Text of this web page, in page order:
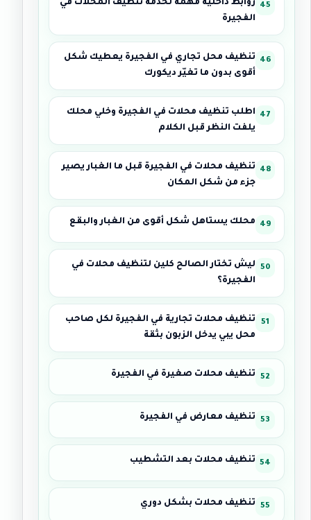
روابط داخلية مهمة لخدمة تنظيف المحلات في
الفجيرة
تنظيف محل تجاري في الفجيرة يعطيك شكل
أقوى بدون ما تغيّر ديكورك
اطلب تنظيف محلات في الفجيرة وخلي محلك
يلفت النظر قبل الكلام
تنظيف محلات في الفجيرة قبل ما الغبار يصير
جزء من شكل المكان
محلك يستاهل شكل أقوى من الغبار والبقع
ليش تختار الصالح كلين لتنظيف محلات في
الفجيرة؟
تنظيف محلات تجارية في الفجيرة لكل صاحب
محل يبي يدخل الزبون بثقة
تنظيف محلات صغيرة في الفجيرة
تنظيف معارض في الفجيرة
تنظيف محلات بعد التشطيب
تنظيف محلات بشكل دوري